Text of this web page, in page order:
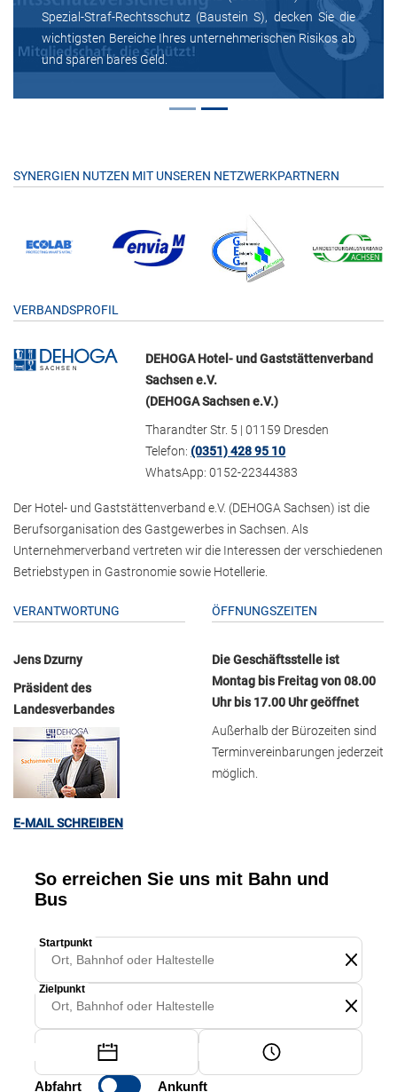
Spezial-Straf-Rechtsschutz (Baustein S), decken Sie die
wichtigsten Bereiche Ihres unternehmerischen Risikos ab
und sparen bares Geld.
SYNERGIEN NUTZEN MIT UNSEREN NETZWERKPARTNERN
VERBANDSPROFIL
DEHOGA Hotel- und Gaststättenverband
Sachsen e.V.
(DEHOGA Sachsen e.V.)
Tharandter Str. 5 | 01159 Dresden
Telefon:(0351) 428 95 10
WhatsApp: 0152-22344383
Der Hotel- und Gaststättenverband e.V. (DEHOGA Sachsen) ist die
Berufsorganisation des Gastgewerbes in Sachsen. Als
Unternehmerverband vertreten wir die Interessen der verschiedenen
Betriebstypen in Gastronomie sowie Hotellerie.
VERANTWORTUNG
Jens Dzurny
Präsident des
Landesverbandes
E-MAIL SCHREIBEN
ÖFFNUNGSZEITEN
Die Geschäftsstelle ist
Montag bis Freitag von 08.00
Uhr bis 17.00 Uhr geöffnet
Außerhalb der Bürozeiten sind
Terminvereinbarungen jederzeit
möglich.